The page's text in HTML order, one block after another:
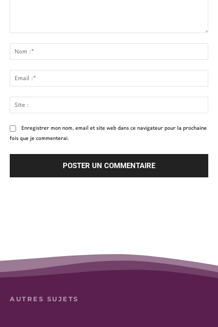
:
:*
:*
:
Enregistrer mon nom, email et site web dans ce navigateur pour la prochaine
fois que je commenterai.
AUTRES SUJETS